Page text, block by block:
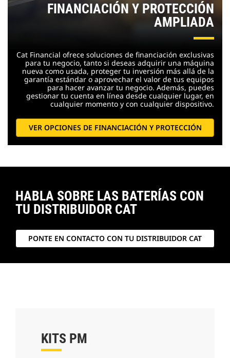
FINANCIACIÓN Y PROTECCIÓN
AMPLIADA
Cat Financial ofrece soluciones de financiación exclusivas
para tu negocio, tanto si deseas adquirir una máquina
nueva como usada, proteger tu inversión más allá de la
garantía estándar o aprovechar el valor de tus equipos
para hacer avanzar tu negocio. Además, puedes
gestionar tu cuenta en línea desde cualquier lugar, en
cualquier momento y con cualquier dispositivo.
VER OPCIONES DE FINANCIACIÓN Y PROTECCIÓN
HABLA SOBRE LAS BATERÍAS CON
TU DISTRIBUIDOR CAT
PONTE EN CONTACTO CON TU DISTRIBUIDOR CAT
KITS PM